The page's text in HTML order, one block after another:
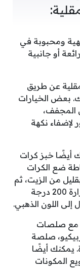
ومحبوبة في
أو جانبية
عن طريق
بعض الخيارات
المجفف،
لإضفاء نكهة
أيضًا خبز كرات
ضع الكرات
من الزيت، ثم
أدخلها إلى فرن مسخن مسبقًا على حرارة 200 درجة
مع صلصات
صلصة
يمكنك أيضًا
المكونات